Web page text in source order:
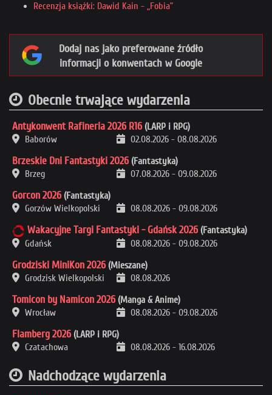
Recenzja książki: Dawid Kain - „Fobia”
Dodaj nas jako preferowane źródło
informacji o konwentach w Google
Obecnie trwające wydarzenia
Antykonwent Rafineria 2026 R16 (LARP i RPG)
Baborów
02.08.2026 - 08.08.2026
Brzeskie Dni Fantastyki 2026 (Fantastyka)
Brzeg
07.08.2026 - 09.08.2026
Gorcon 2026 (Fantastyka)
Gorzów Wielkopolski
08.08.2026 - 09.08.2026
Wakacyjne Targi Fantastyki - Gdańsk 2026 (Fantastyka)
Gdańsk
08.08.2026 - 09.08.2026
Grodziski MiniKon 2026 (Mieszane)
Grodzisk Wielkopolski
08.08.2026
Tomicon by Namicon 2026 (Manga & Anime)
Wrocław
08.08.2026 - 09.08.2026
Flamberg 2026 (LARP i RPG)
Czatachowa
08.08.2026 - 16.08.2026
Nadchodzące wydarzenia